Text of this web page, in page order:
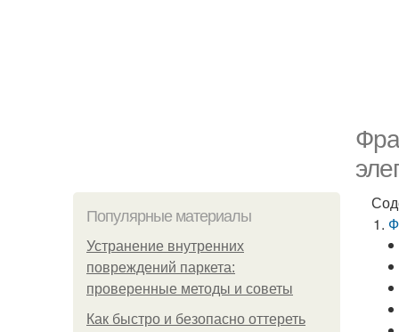
Популярные материалы
Устранение внутренних
повреждений паркета:
проверенные методы и советы
Как быстро и безопасно оттереть